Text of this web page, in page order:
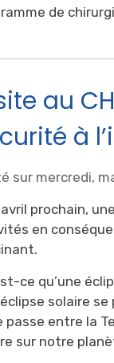
de
au
à
sur mercredi,
avril prochain,
en
ce qu’une
solaire
passe entre la
sur notre